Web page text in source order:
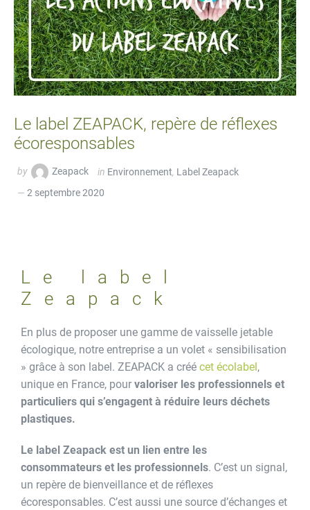
Le label ZEAPACK, repère de réflexes
écoresponsables
by Zeapack in Environnement Label Zeapack
2 septembre 2020
Le label
Zeapack
En plus de proposer une gamme de vaisselle jetable
écologique, notre entreprise a un volet « sensibilisation
» grâce à son label. ZEAPACK a créé cet écolabel ,
unique en France, pour valoriser les professionnels et
particuliers qui s’engagent à réduire leurs déchets
plastiques.
Le label Zeapack est un lien entre les
consommateurs et les professionnels. C’est un signal,
un repère de bienveillance et de réflexes
écoresponsables. C’est aussi une source d’échanges et